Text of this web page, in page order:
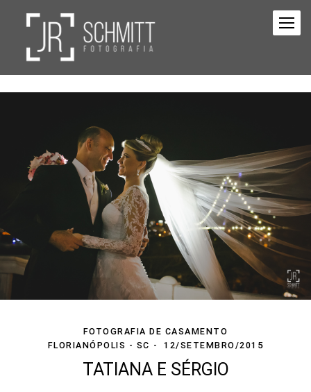
FOTOGRAFIA DE CASAMENTO
FLORIANÓPOLIS - SC
12/SETEMBRO/2015
TATIANA E SÉRGIO